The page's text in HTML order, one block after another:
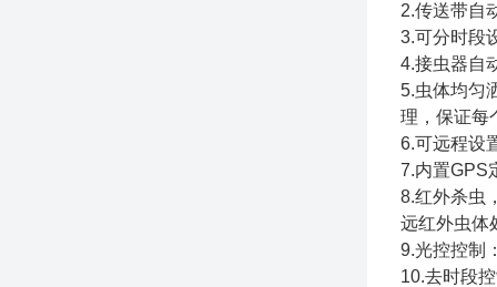
2.传送带自
3.可分时段
4.接虫器自
5.虫体均匀
理，保证每
6.可远程设
7.内置GPS
8.红外杀虫
远红外虫体
9.光控控制
10.去时段